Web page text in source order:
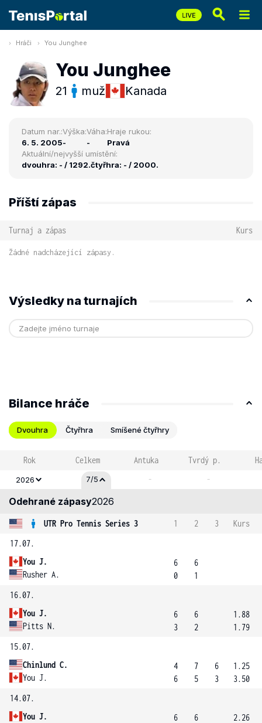
Hráči You Junghee
You Junghee
21 muž Kanada
Datum nar.:
6. 5. 2005
Výška:
-
Váha:
-
Hraje rukou:
Pravá
Aktuální/nejvyšší umístění:
dvouhra: - / 1292.čtyřhra: - / 2000.
Příští zápas
Turnaj a zápas Kurs
Žádné nadcházející zápasy.
Výsledky na turnajích
Bilance hráče
Dvouhra Čtyřhra Smíšené čtyřhry
Rok Celkem Antuka Tvrdý p.
2026 7/5 - -
Odehrané zápasy2026
UTR Pro Tennis Series 3 1 2 3
Kurs
17.07.
You J.
Rusher A.
6
0
6
1
16.07.
You J.
Pitts N.
6
3
6
2
1.88
1.79
15.07.
Chinlund C.
You J.
4
6
7
5
6
3
1.25
3.50
14.07.
You J.
6
6
2.26